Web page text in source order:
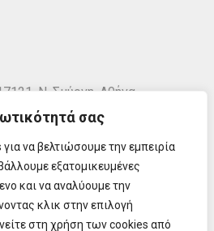
σας
να βελτιώσουμε την εμπειρία
εξατομικευμένες
και να αναλύουμε την
κλικ στην επιλογή
στη χρήση των cookies από
Ν. Σμύρνη, Αθήνα